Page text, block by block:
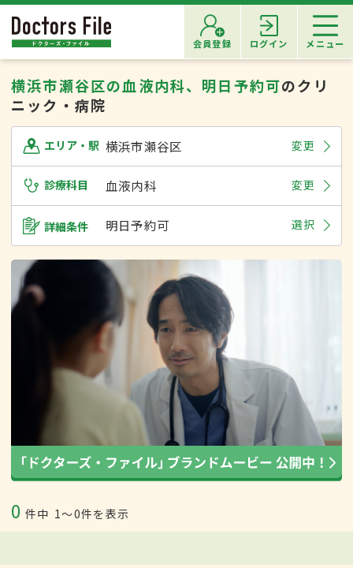
会員登録 ログイン メニュー
横浜市瀬谷区の血液内科、明日予約可のクリ
ニック・病院
エリア・駅 横浜市瀬谷区 変更
診療科目 血液内科 変更
詳細条件 明日予約可 選択
0 件中 1〜0件を表示